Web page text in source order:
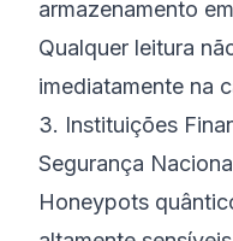
armazenamento
Qualquer leitura
imediatamente na
3. Instituições
Segurança
Honeypots